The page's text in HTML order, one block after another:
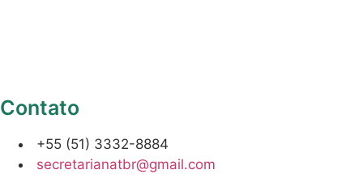
Contato
+55 (51) 3332-8884
secretarianatbr@gmail.com